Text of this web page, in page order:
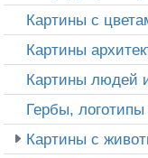
Картины с
Картины
Картины людей
Гербы,
Картины с